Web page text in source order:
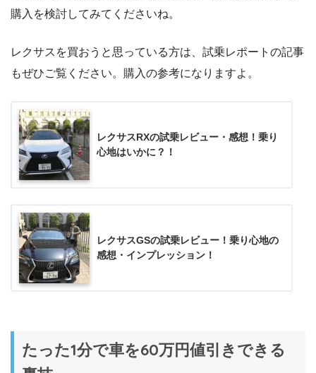
購入を検討してみてくださいね。
レクサスを買おうと思っている方は、試乗レポートの記事
もぜひご覧ください。購入の参考になりますよ。
レクサスRXの試乗レビュー・感想！乗り
心地はいかに？！
レクサスGSの試乗レビュー！乗り心地の
感想・インプレッション！
たった1分で車を60万円値引きできる